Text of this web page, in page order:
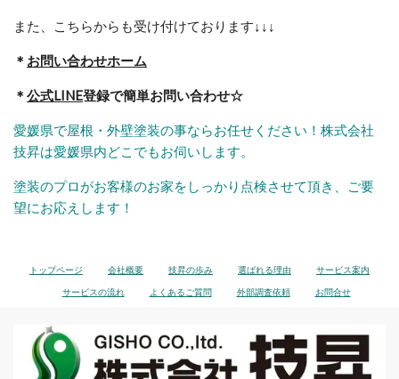
また、こちらからも受け付けております↓↓↓
＊ お問い合わせホーム
＊ 公式LINE登録で簡単お問い合わせ☆
愛媛県で屋根・外壁塗装の事ならお任せください！株式会社
技昇は愛媛県内どこでもお伺いします。
塗装のプロがお客様のお家をしっかり点検させて頂き、ご要
望にお応えします！
トップページ 会社概要 技昇の歩み 選ばれる理由 サービス案内
サービスの流れ よくあるご質問 外部調査依頼 お問合せ